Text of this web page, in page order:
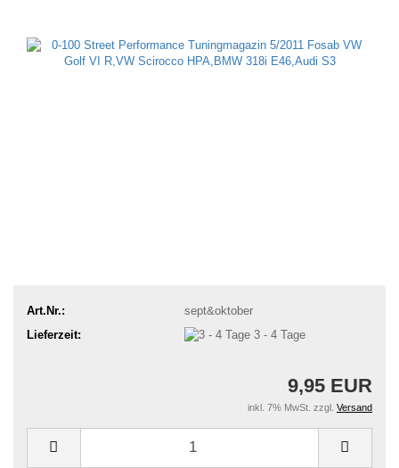
Art.Nr.:
sept&oktober
Lieferzeit:
3 - 4 Tage
9,95 EUR
inkl. 7% MwSt. zzgl. Versand